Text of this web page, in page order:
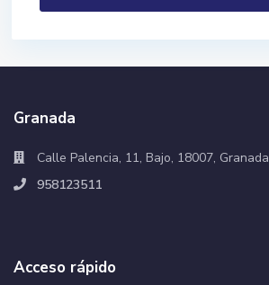
Granada
Calle Palencia, 11, Bajo, 18007, Granada
958123511
Acceso rápido